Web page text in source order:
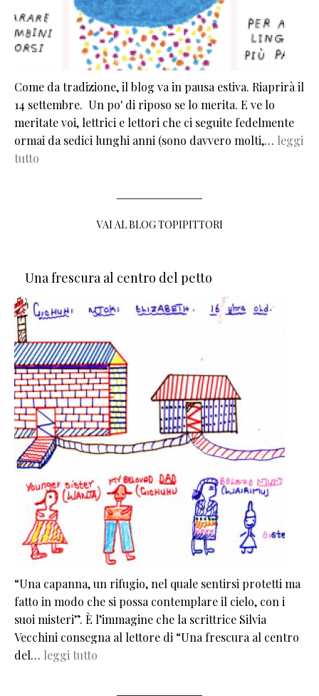
Come da tradizione, il blog va in pausa estiva. Riaprirà il
14 settembre. Un po' di riposo se lo merita. E ve lo
meritate voi, lettrici e lettori che ci seguite fedelmente
ormai da sedici lunghi anni (sono davvero molti,… leggi
tutto
VAI AL BLOG TOPIPITTORI
Una frescura al centro del petto
“Una capanna, un rifugio, nel quale sentirsi protetti ma
fatto in modo che si possa contemplare il cielo, con i
suoi misteri”. È l’immagine che la scrittrice Silvia
Vecchini consegna al lettore di “Una frescura al centro
del… leggi tutto